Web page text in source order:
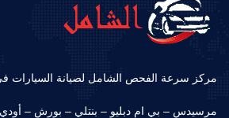
مركز سرعة الفحص الشامل لصيانة السيارات
مرسيدس – بي ام دبليو – بنتلي – بورش –